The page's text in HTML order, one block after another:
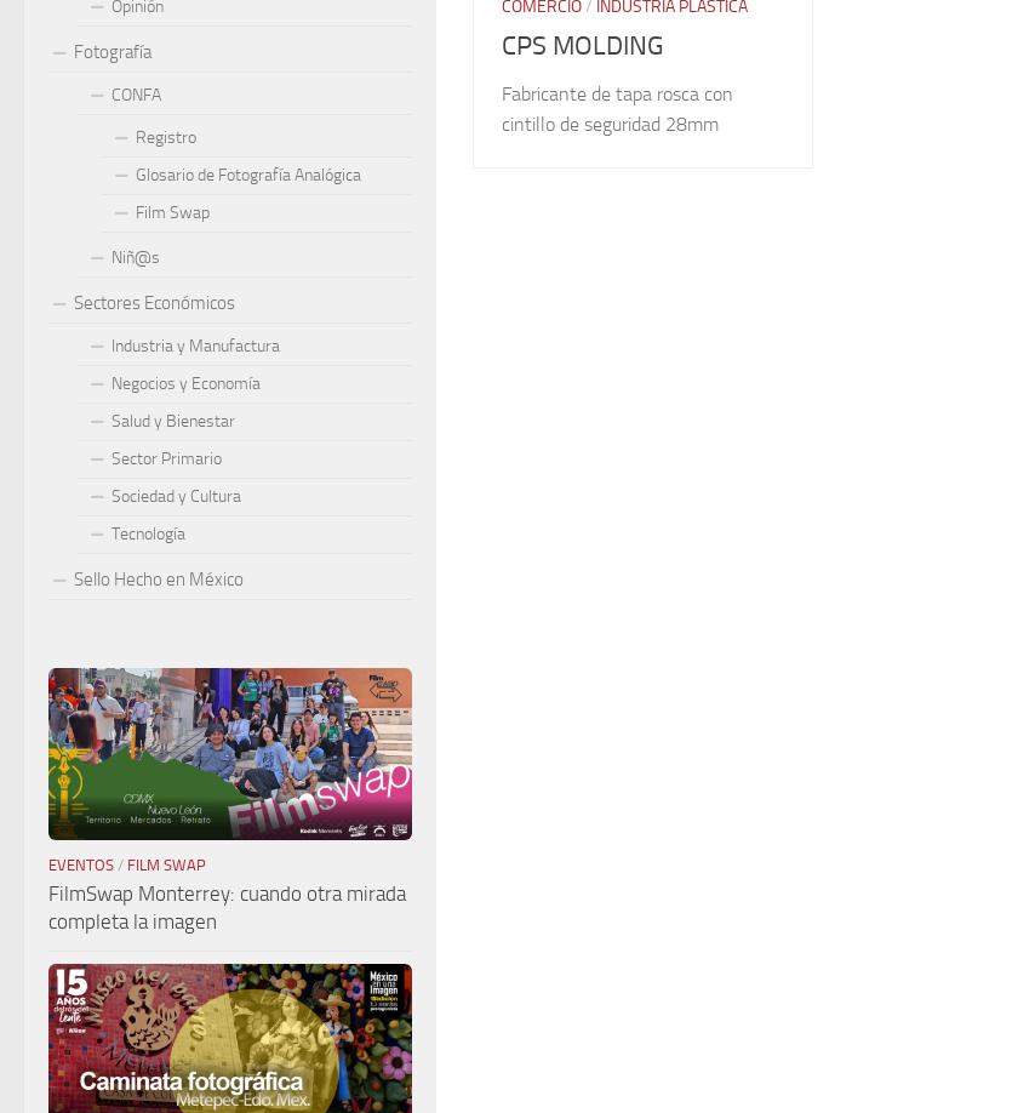
COMERCIO/ INDUSTRIA PLÁSTICA
CPS MOLDING
Fabricante de tapa rosca con
cintillo de seguridad 28mm
Opinión
Fotografía
CONFA
Registro
Glosario de Fotografía Analógica
Film Swap
Niñ@s
Sectores Económicos
Industria y Manufactura
Negocios y Economía
Salud y Bienestar
Sector Primario
Sociedad y Cultura
Tecnología
Sello Hecho en México
EVENTOS / FILM SWAP
FilmSwap Monterrey: cuando otra mirada
completa la imagen